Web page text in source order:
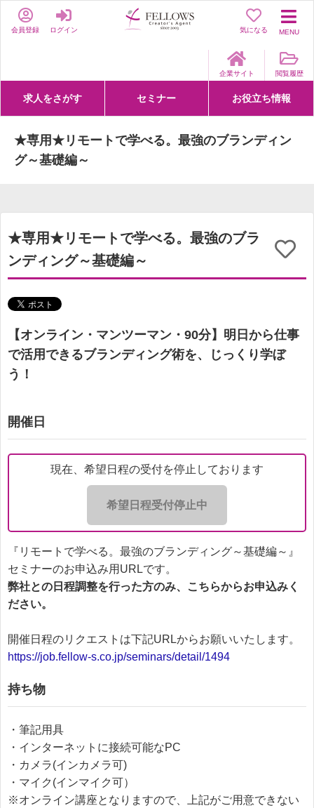
会員登録 ログイン 気になる MENU
企業サイト 閲覧履歴
求人をさがす
詳細条件からさがす
求人特集からさがす
セミナー
セミナーをさがす
クリエイティブNEXT
クリエイターズファーム
e-ラーニング
Fellows Creative Academy
企業研修
お役立ち情報
お役立ち情報一覧
聞くは一時、聞かぬは一生
クリエイターのお仕事図鑑
クリエイターの声
Q&A
企業様向けお役立ち情報
★専用★リモートで学べる。最強のブランディン
グ～基礎編～
★専用★リモートで学べる。最強のブラ
ンディング～基礎編～
【オンライン・マンツーマン・90分】明日から仕事
で活用できるブランディング術を、じっくり学ぼ
う！
開催日
現在、希望日程の受付を停止しております
希望日程受付停止中
『リモートで学べる。最強のブランディング～基礎編～』
セミナーのお申込み用URLです。
弊社との日程調整を行った方のみ、こちらからお申込みく
ださい。
開催日程のリクエストは下記URLからお願いいたします。
https://job.fellow-s.co.jp/seminars/detail/1494
持ち物
・筆記用具
・インターネットに接続可能なPC
・カメラ(インカメラ可)
・マイク(インマイク可）
※オンライン講座となりますので、上記がご用意できない